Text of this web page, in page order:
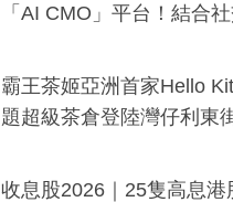
「AI CMO」平台！結合
分鐘生成「貼地」宣傳短
霸王茶姬亞洲首家Hello
題超級茶倉登陸灣仔利東
y及香港限定特調系列
收息股2026｜25隻高息港